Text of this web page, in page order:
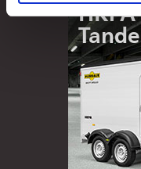
HKPA